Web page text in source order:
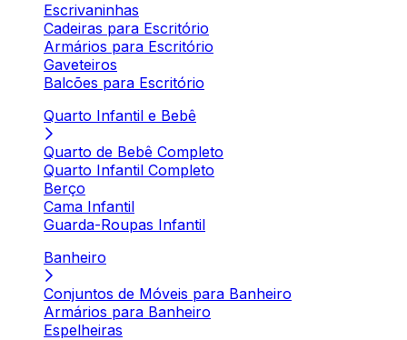
Escrivaninhas
Cadeiras para Escritório
Armários para Escritório
Gaveteiros
Balcões para Escritório
Quarto Infantil e Bebê
Quarto de Bebê Completo
Quarto Infantil Completo
Berço
Cama Infantil
Guarda-Roupas Infantil
Banheiro
Conjuntos de Móveis para Banheiro
Armários para Banheiro
Espelheiras